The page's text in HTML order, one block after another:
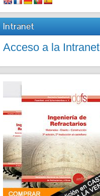
Intranet
Acceso a la Intranet